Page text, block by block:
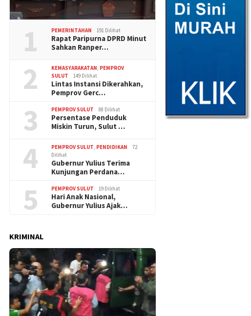
1 PEMERINTAHAN 191 Dilihat
Rapat Paripurna DPRD Minut
Sahkan Ranper…
2 KEMASYARAKATAN PEMPROV
SULUT
149 Dilihat
Lintas Instansi Dikerahkan,
Pemprov Gerc…
3 PEMPROV SULUT 88 Dilihat
Persentase Penduduk
Miskin Turun, Sulut …
4 PEMPROV SULUT PENDIDIKAN
72
Dilihat
Gubernur Yulius Terima
Kunjungan Perdana…
5 PEMPROV SULUT 19 Dilihat
Hari Anak Nasional,
Gubernur Yulius Ajak…
KRIMINAL